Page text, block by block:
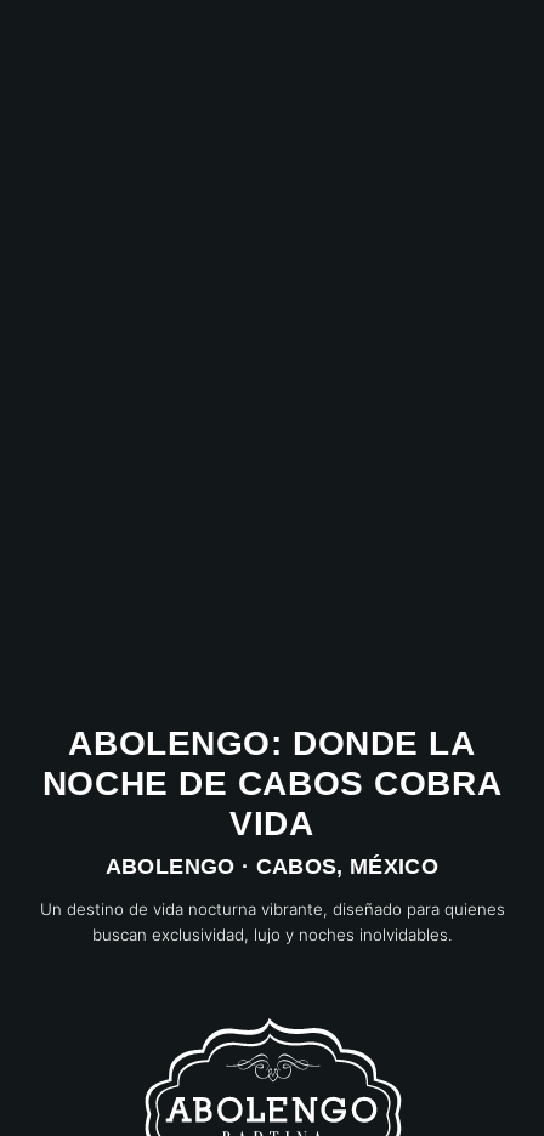
ABOLENGO: DONDE LA
NOCHE DE CABOS COBRA
VIDA
ABOLENGO · CABOS, MÉXICO
Un destino de vida nocturna vibrante, diseñado para quienes
buscan exclusividad, lujo y noches inolvidables.